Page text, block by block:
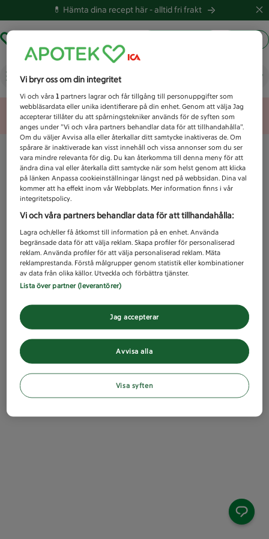
💊 Hämta dina recept här -alltid fri frakt
Vad letar du efter idag?
Unknown error
Vi bryr oss om din integritet
Vi och våra1 partners lagrar och får tillgång till personuppgifter som
webbläsardata eller unika identifierare på din enhet. Genom att välja Jag
accepterar tillåter du att spårningstekniker används för de syften som
anges under ”Vi och våra partners behandlar data för att tillhandahålla”.
Om du väljer Avvisa alla eller återkallar ditt samtycke inaktiveras de. Om
spårare är inaktiverade kan visst innehåll och vissa annonser som du ser
vara mindre relevanta för dig. Du kan återkomma till denna meny för att
ändra dina val eller återkalla ditt samtycke när som helst genom att klicka
på länken Anpassa cookieinställningar längst ned på webbsidan. Dina val
kommer att ha effekt inom vår Webbplats. Mer information finns i vår
integritetspolicy.
Vi och våra partners behandlar data för att tillhandahålla:
Lagra och/eller få åtkomst till information på en enhet. Använda
begränsade data för att välja reklam. Skapa profiler för personaliserad
reklam. Använda profiler för att välja personaliserad reklam. Mäta
reklamprestanda. Förstå målgrupper genom statistik eller kombinationer
av data från olika källor. Utveckla och förbättra tjänster.
Lista över partner (leverantörer)
Avvisa alla
Jag accepterar
Visa syften